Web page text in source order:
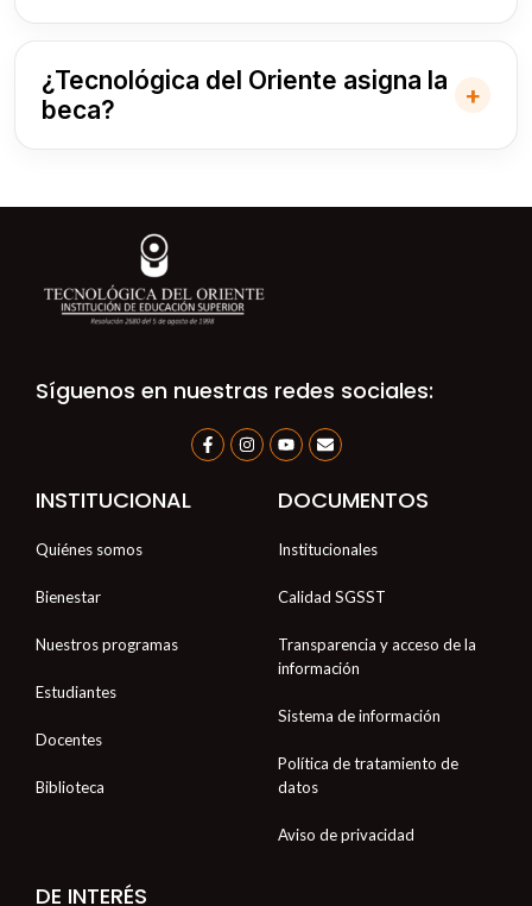
¿Tecnológica del Oriente asigna la
beca?
Síguenos en nuestras redes sociales:
F
a
c
I
n
s
Y
o
u
u
E
n
v
l
e
INSTITUCIONAL
Quiénes somos
Bienestar
Nuestros programas
Estudiantes
Docentes
Biblioteca
DOCUMENTOS
Institucionales
Calidad SGSST
Transparencia y acceso de la
información
Sistema de información
Política de tratamiento de
datos
Aviso de privacidad
DE INTERÉS